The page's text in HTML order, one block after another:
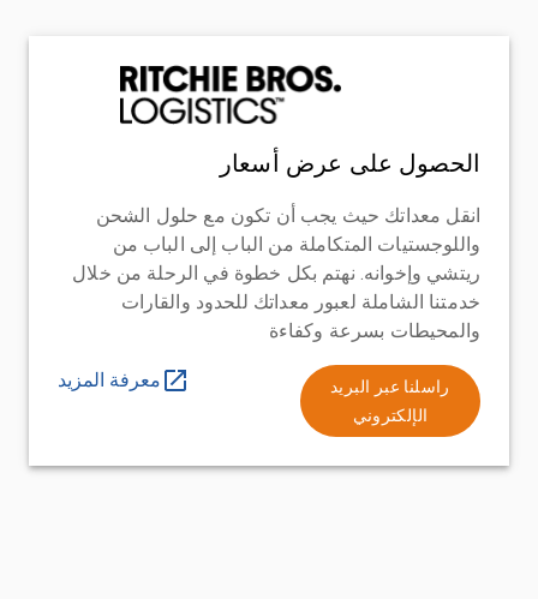
الحصول على عرض أسعار
انقل معداتك حيث يجب أن تكون مع حلول الشحن
واللوجستيات المتكاملة من الباب إلى الباب من
ريتشي وإخوانه. نهتم بكل خطوة في الرحلة من خلال
خدمتنا الشاملة لعبور معداتك للحدود والقارات
والمحيطات بسرعة وكفاءة
راسلنا عبر البريد
الإلكتروني
معرفة المزيد